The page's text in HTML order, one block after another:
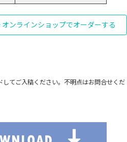
ンラインショップでオーダーする
てご入稿ください。不明点はお問合せくだ